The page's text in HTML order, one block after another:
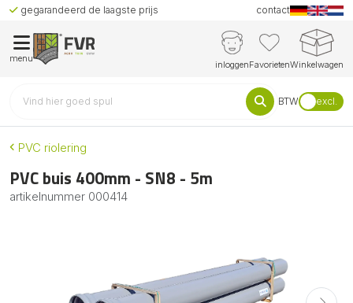
gegarandeerd de laagste prijs contact
menu
inloggenFavorietenWinkelwagen
BTW excl.
PVC riolering
PVC buis 400mm - SN8 - 5m
artikelnummer 000414